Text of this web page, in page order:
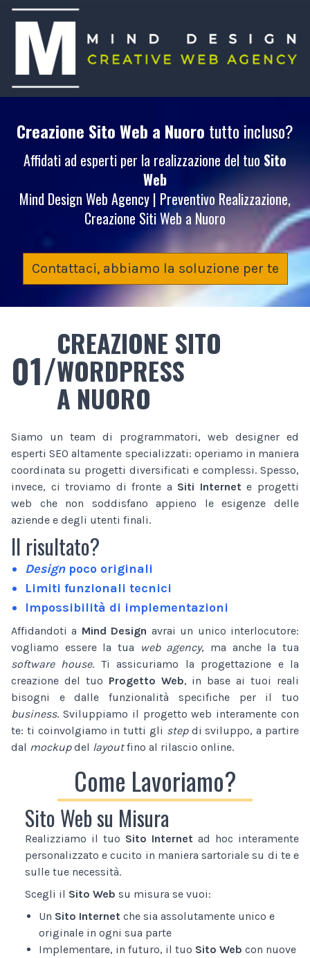
Creazione Sito Web a Nuoro tutto incluso?
Affidati ad esperti per la realizzazione del tuo Sito
Web
Mind Design Web Agency | Preventivo Realizzazione,
Creazione Siti Web a Nuoro
Contattaci, abbiamo la soluzione per te
01/
CREAZIONE SITO
WORDPRESS
A NUORO
Siamo un team di programmatori, web designer ed
esperti SEO altamente specializzati: operiamo in maniera
coordinata su progetti diversificati e complessi. Spesso,
invece, ci troviamo di fronte a Siti Internet e progetti
web che non soddisfano appieno le esigenze delle
aziende e degli utenti finali.
Il risultato?
Designpoco originali
Limiti funzionali tecnici
Impossibilità di implementazioni
Affidandoti a Mind Design avrai un unico interlocutore:
vogliamo essere la tua
web agency, ma anche la tua
software house. Ti assicuriamo la progettazione e la
creazione del tuo Progetto Web, in base ai tuoi reali
bisogni e dalle funzionalità specifiche per il tuo
business. Sviluppiamo il progetto web interamente con
te: ti coinvolgiamo in tutti gli stepdi sviluppo, a partire
dal mockupdel layoutfino al rilascio online.
Come Lavoriamo?
Sito Web su Misura
Realizziamo il tuo Sito Internet ad hoc interamente
personalizzato e cucito in maniera sartoriale su di te e
sulle tue necessità.
Scegli il Sito Web su misura se vuoi:
Un Sito Internet che sia assolutamente unico e
originale in ogni sua parte
Implementare, in futuro, il tuo Sito Web con nuove